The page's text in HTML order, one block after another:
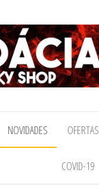
NOVIDADES OFERTAS
COVID-19